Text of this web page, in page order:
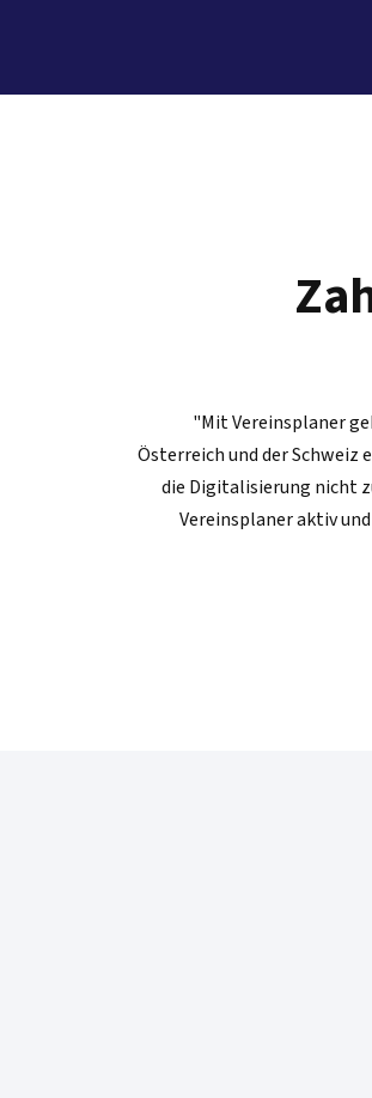
"Mit Vereinsplaner
Österreich und der Schweiz
die Digitalisierung nicht
Vereinsplaner aktiv